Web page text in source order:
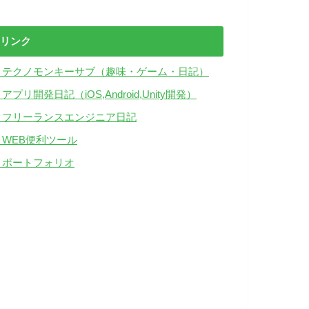
リンク
テクノモンキーサブ（趣味・ゲーム・日記）
プリ開発日記（iOS,Android,Unity開発）
フリーランスエンジニア日記
WEB便利ツール
ポートフォリオ